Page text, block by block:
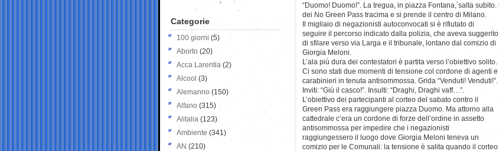
“Duomo! Duomo!”. La tregua, in piazza Fontana, salta subito.
dei No Green Pass tracima e si prende il centro di Milano.
Il migliaio di negazionisti autoconvocati si è rifiutato di
seguire il percorso indicato dalla polizia, che aveva suggerito
di sfilare verso via Larga e il tribunale, lontano dal comizio di
Giorgia Meloni.
L’ala più dura dei contestatori è partita verso l’obiettivo solito.
Ci sono stati due momenti di tensione col cordone di agenti e
carabinieri in tenuta antisommossa. Grida “Venduti! Venduti!”.
Inviti: “Giù il casco!”. Insulti: “Draghi, Draghi vaff…”.
L’obiettivo dei partecipanti al corteo del sabato contro il
Green Pass era raggiungere piazza Duomo. Ma attorno alla
cattedrale c’era un cordone di forze dell’ordine in assetto
antisommossa per impedire che i negazionisti
raggiungessero il luogo dove Giorgia Meloni teneva un
comizio per le Comunali: la tensione è salita quando il corteo
Categorie
100 giorni (5)
Aborto (20)
Acca Larentia (2)
Alcool (3)
Alemanno (150)
Alfano (315)
Alitalia (123)
Ambiente (341)
AN (210)